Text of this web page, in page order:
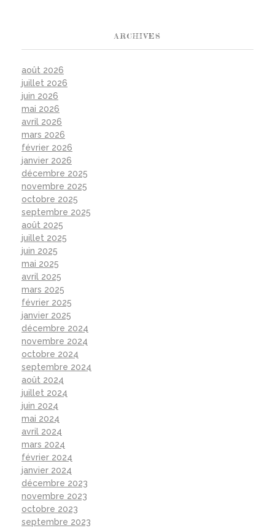
ARCHIVES
août 2026
juillet 2026
juin 2026
mai 2026
avril 2026
mars 2026
février 2026
janvier 2026
décembre 2025
novembre 2025
octobre 2025
septembre 2025
août 2025
juillet 2025
juin 2025
mai 2025
avril 2025
mars 2025
février 2025
janvier 2025
décembre 2024
novembre 2024
octobre 2024
septembre 2024
août 2024
juillet 2024
juin 2024
mai 2024
avril 2024
mars 2024
février 2024
janvier 2024
décembre 2023
novembre 2023
octobre 2023
septembre 2023